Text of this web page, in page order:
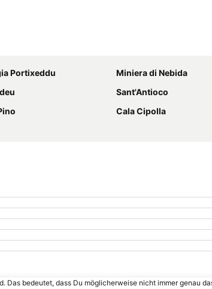
Portixeddu
Miniera di Nebida
Sant'Antioco
Cala Cipolla
Das bedeutet, dass Du möglicherweise nicht immer genau